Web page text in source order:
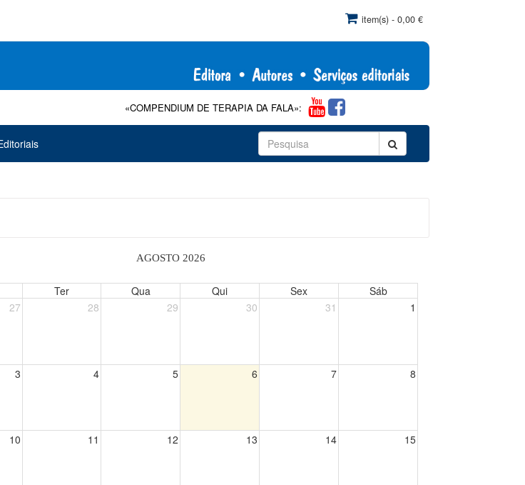
item(s) - 0,00 €
«COMPENDIUM DE TERAPIA DA FALA»: Com comercialização exclusiva pela Papa-Letras, de
AGOSTO 2026
Ter Qua Qui Sex
Sáb
27 28 29 30 31 1
3 4 5 6 7 8
10 11 12 13 14 15